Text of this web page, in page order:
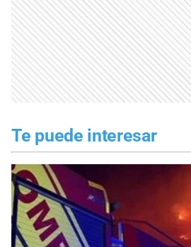
Te puede interesar